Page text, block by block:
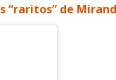
“raritos” de